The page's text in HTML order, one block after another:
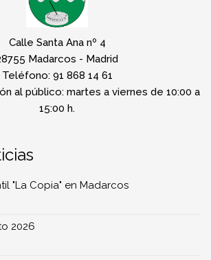
Calle Santa Ana nº 4
Madarcos - Madrid
Teléfono: 91 868 14 61
al público: martes a viernes de 10:00 a
15:00 h.
"La Copia" en Madarcos
2026